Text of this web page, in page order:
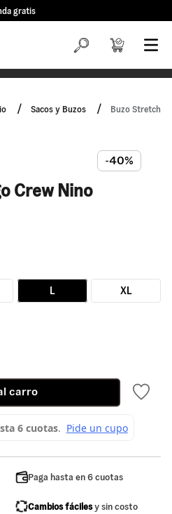
gratis
Sacos y Buzos
Buzo Stretch
-40%
Crew Nino
L XL
carro
Paga hasta en 6 cuotas
Cambios fácilesy sin costo